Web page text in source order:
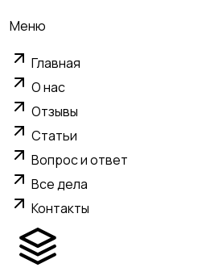
Меню
Главная
О нас
Отзывы
Статьи
Вопрос и ответ
Все дела
Контакты